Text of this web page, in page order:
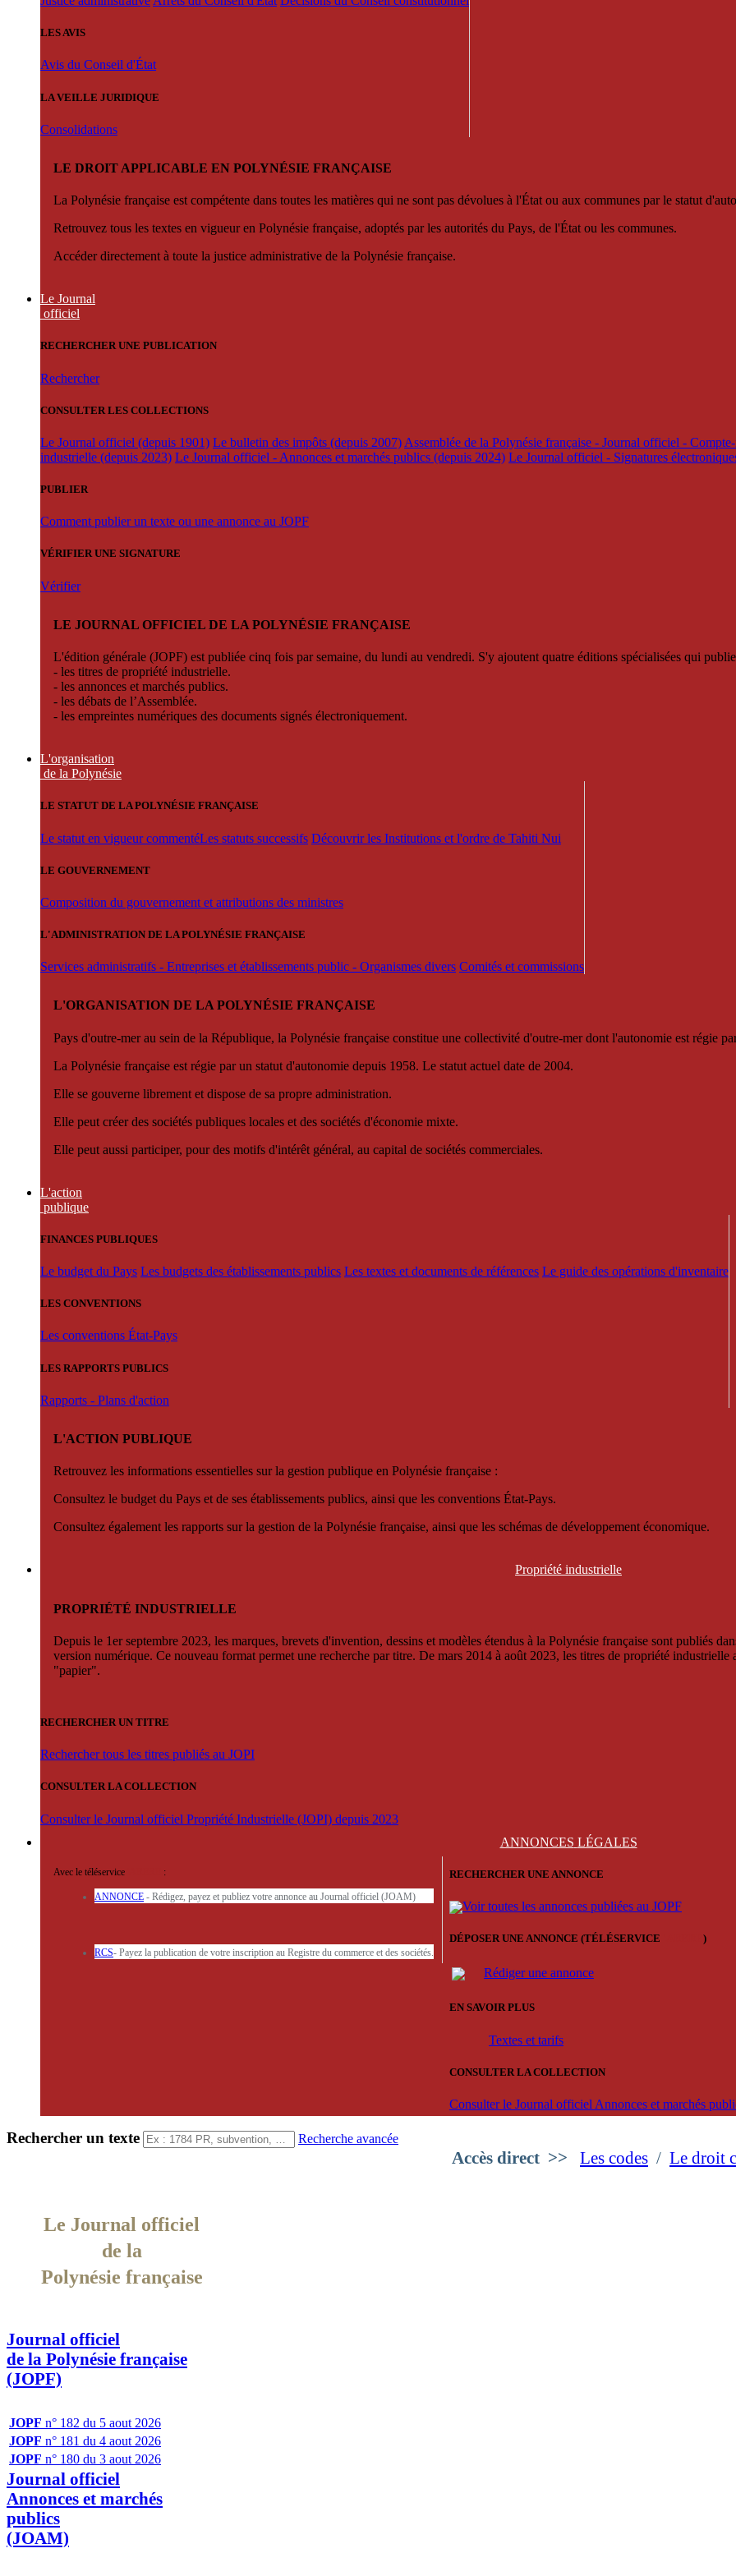
LES AVIS
Avis du Conseil d'État
LA VEILLE JURIDIQUE
Consolidations
LE DROIT APPLICABLE EN POLYNÉSIE FRANÇAISE
La Polynésie française est compétente dans toutes les matières qui ne sont pas dévolues à l'État ou aux communes par le statut
Retrouvez tous les textes en vigueur en Polynésie française, adoptés par les autorités du Pays, de l'État ou les communes.
Accéder directement à toute la justice administrative de la Polynésie française.
Le Journal
officiel
RECHERCHER UNE PUBLICATION
Rechercher
CONSULTER LES COLLECTIONS
Le Journal officiel (depuis 1901) Le bulletin des impôts (depuis 2007) Assemblée de la Polynésie française - Journal officiel -
industrielle (depuis 2023) Le Journal officiel - Annonces et marchés publics (depuis 2024) Le Journal officiel - Signatures
PUBLIER
Comment publier un texte ou une annonce au JOPF
VÉRIFIER UNE SIGNATURE
Vérifier
LE JOURNAL OFFICIEL DE LA POLYNÉSIE FRANÇAISE
L'édition générale (JOPF) est publiée cinq fois par semaine, du lundi au vendredi. S'y ajoutent quatre éditions spécialisées qui
- les titres de propriété industrielle.
- les annonces et marchés publics.
- les débats de l’Assemblée.
- les empreintes numériques des documents signés électroniquement.
L'organisation
de la Polynésie
LE STATUT DE LA POLYNÉSIE FRANÇAISE
Le statut en vigueur commentéLes statuts successifs Découvrir les Institutions et l'ordre de Tahiti Nui
LE GOUVERNEMENT
Composition du gouvernement et attributions des ministres
L'ADMINISTRATION DE LA POLYNÉSIE FRANÇAISE
Services administratifs - Entreprises et établissements public - Organismes divers Comités et commissions
L'ORGANISATION DE LA POLYNÉSIE FRANÇAISE
Pays d'outre-mer au sein de la République, la Polynésie française constitue une collectivité d'outre-mer dont l'autonomie est régie
La Polynésie française est régie par un statut d'autonomie depuis 1958. Le statut actuel date de 2004.
Elle se gouverne librement et dispose de sa propre administration.
Elle peut créer des sociétés publiques locales et des sociétés d'économie mixte.
Elle peut aussi participer, pour des motifs d'intérêt général, au capital de sociétés commerciales.
L'action
publique
FINANCES PUBLIQUES
Le budget du Pays Les budgets des établissements publics Les textes et documents de références Le guide des opérations d'inventaire
LES CONVENTIONS
Les conventions État-Pays
LES RAPPORTS PUBLICS
Rapports - Plans d'action
L'ACTION PUBLIQUE
Retrouvez les informations essentielles sur la gestion publique en Polynésie française :
Consultez le budget du Pays et de ses établissements publics, ainsi que les conventions État-Pays.
Consultez également les rapports sur la gestion de la Polynésie française, ainsi que les schémas de développement économique.
Propriété industrielle
PROPRIÉTÉ INDUSTRIELLE
Depuis le 1er septembre 2023, les marques, brevets d'invention, dessins et modèles étendus à la Polynésie française sont publiés
version numérique. Ce nouveau format permet une recherche par titre. De mars 2014 à août 2023, les titres de propriété
"papier".
RECHERCHER UN TITRE
Rechercher tous les titres publiés au JOPI
CONSULTER LA COLLECTION
Consulter le Journal officiel Propriété Industrielle (JOPI) depuis 2023
ANNONCES LÉGALES
Avec le téléservice :
ANNONCE - Rédigez, payez et publiez votre annonce au Journal officiel (JOAM)
RCS- Payez la publication de votre inscription au Registre du commerce et des sociétés.
RECHERCHER UNE ANNONCE
Voir toutes les annonces publiées au JOPF
DÉPOSER UNE ANNONCE (TÉLÉSERVICE )
Rédiger une annonce
EN SAVOIR PLUS
Textes et tarifs
CONSULTER LA COLLECTION
Consulter le Journal officiel Annonces et marchés
Rechercher un texte Recherche avancée
Accès direct >> Les codes / Le droit
Le Journal officiel
de la
Polynésie française
Journal officiel
de la Polynésie française
(JOPF)
JOPF n° 182 du 5 aout 2026
JOPF n° 181 du 4 aout 2026
JOPF n° 180 du 3 aout 2026
Journal officiel
Annonces et marchés
publics
(JOAM)